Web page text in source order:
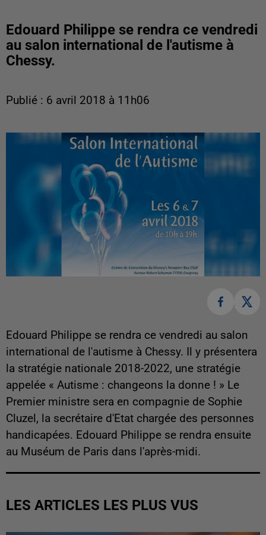
Edouard Philippe se rendra ce vendredi
au salon international de l'autisme à
Chessy.
Publié : 6 avril 2018 à 11h06
Edouard Philippe se rendra ce vendredi au salon
international de l'autisme à Chessy. Il y présentera
la stratégie nationale 2018-2022, une stratégie
appelée « Autisme : changeons la donne ! » Le
Premier ministre sera en compagnie de Sophie
Cluzel, la secrétaire d'Etat chargée des personnes
handicapées. Edouard Philippe se rendra ensuite
au Muséum de Paris dans l'après-midi.
LES ARTICLES LES PLUS VUS